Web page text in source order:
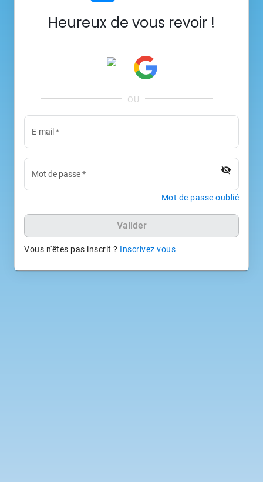
Heureux de vous revoir !
E-mail *
Mot de passe* visibility_off
Mot de passe oublié
Valider
Vous n'êtes pas inscrit ? Inscrivez vous